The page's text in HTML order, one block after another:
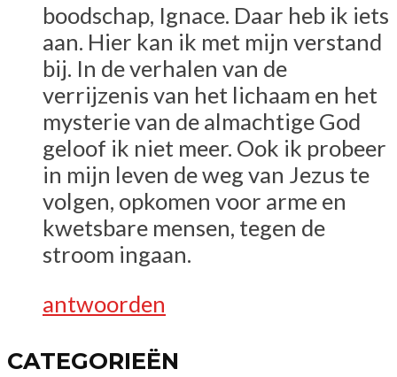
boodschap, Ignace. Daar heb ik iets
aan. Hier kan ik met mijn verstand
bij. In de verhalen van de
verrijzenis van het lichaam en het
mysterie van de almachtige God
geloof ik niet meer. Ook ik probeer
in mijn leven de weg van Jezus te
volgen, opkomen voor arme en
kwetsbare mensen, tegen de
stroom ingaan.
antwoorden
CATEGORIEËN